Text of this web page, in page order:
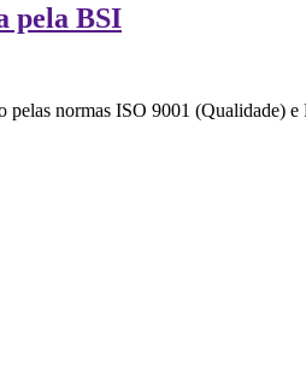
pela BSI
pelas normas ISO 9001